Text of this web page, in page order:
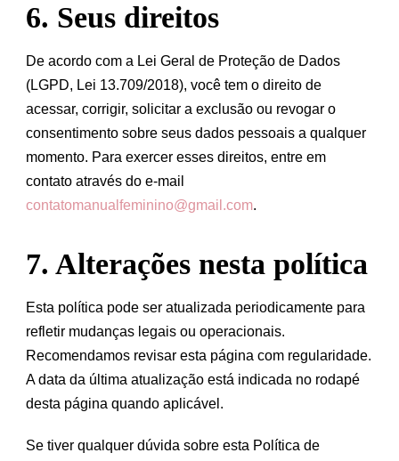
6. Seus direitos
De acordo com a Lei Geral de Proteção de Dados
(LGPD, Lei 13.709/2018), você tem o direito de
acessar, corrigir, solicitar a exclusão ou revogar o
consentimento sobre seus dados pessoais a qualquer
momento. Para exercer esses direitos, entre em
contato através do e-mail
contatomanualfeminino@gmail.com.
7. Alterações nesta política
Esta política pode ser atualizada periodicamente para
refletir mudanças legais ou operacionais.
Recomendamos revisar esta página com regularidade.
A data da última atualização está indicada no rodapé
desta página quando aplicável.
Se tiver qualquer dúvida sobre esta Política de